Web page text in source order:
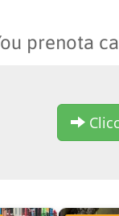
prenota